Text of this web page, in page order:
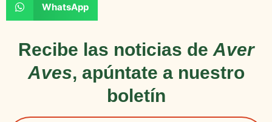
WhatsApp
Recibe las noticias de Aver
Aves, apúntate a nuestro
boletín